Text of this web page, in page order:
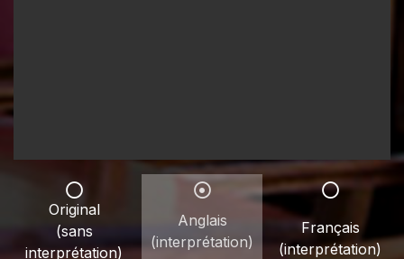
Original
(sans
interprétation)
Anglais
(interprétation)
Français
(interprétation)